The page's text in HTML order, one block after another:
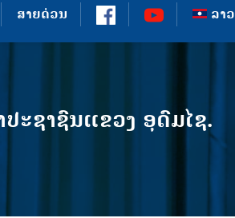
ສາຍດ່ວນ ລາວ
ະຊາຊົນແຂວງ ອຸດົມໄຊ.